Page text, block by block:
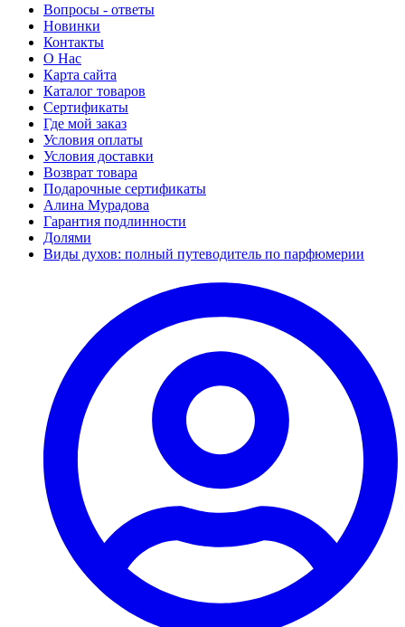
Вопросы - ответы
Новинки
Контакты
О Нас
Карта сайта
Каталог товаров
Сертификаты
Где мой заказ
Условия оплаты
Условия доставки
Возврат товара
Подарочные сертификаты
Алина Мурадова
Гарантия подлинности
Долями
Виды духов: полный путеводитель по парфюмерии